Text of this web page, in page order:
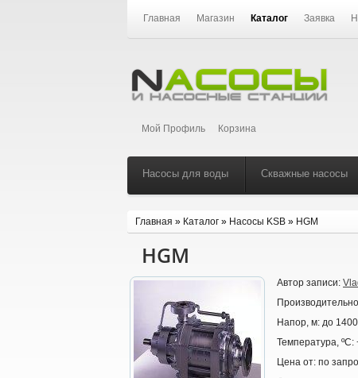
Главная Магазин Каталог Заявка
Мой Профиль Корзина
Насосы для воды Скважные насосы
Главная » Каталог » Насосы KSB » HGM
HGM
Автор записи:
Напор, м: до 1400
Температура, ºС:
Цена от: по